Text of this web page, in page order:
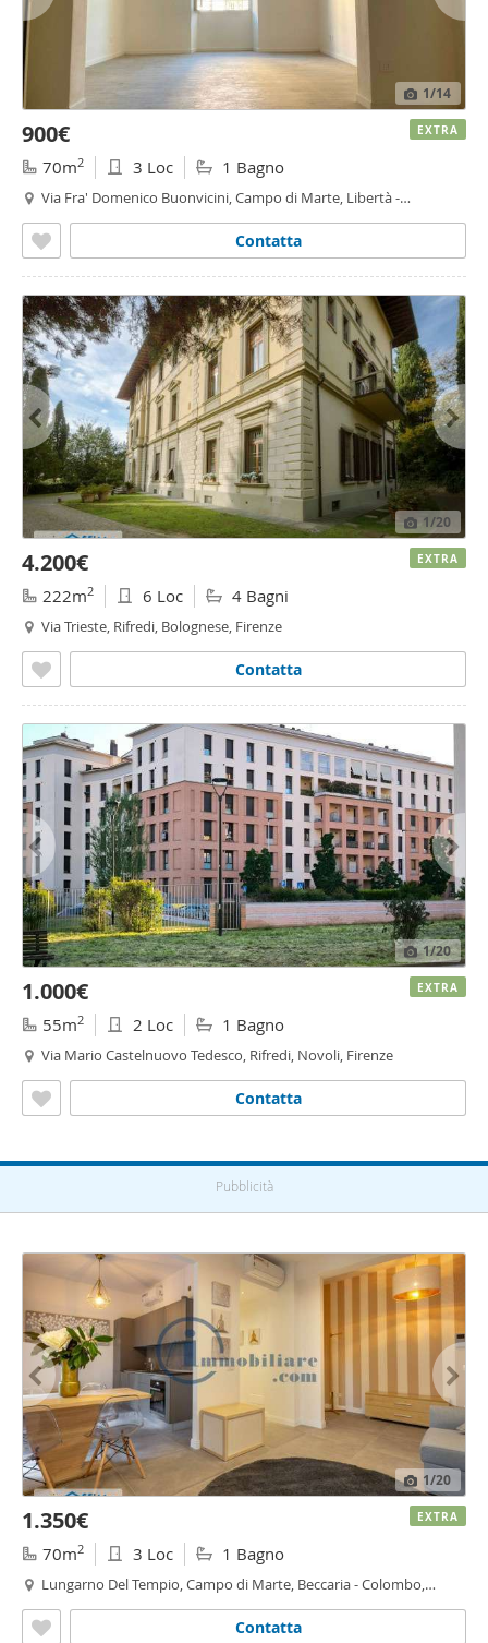
1/14
900€
70m2 3 Loc 1 Bagno
Via Fra' Domenico Buonvicini, Campo di Marte, Libertà -
Contatta
EXTRA
1/20
4.200€
222m2 6 Loc 4 Bagni
Via Trieste, Rifredi, Bolognese, Firenze
Contatta
EXTRA
1/20
1.000€
55m2 2 Loc 1 Bagno
Via Mario Castelnuovo Tedesco, Rifredi, Novoli, Firenze
Contatta
EXTRA
Pubblicità
1/20
1.350€
70m2 3 Loc 1 Bagno
Lungarno Del Tempio, Campo di Marte, Beccaria - Colombo,
Contatta
EXTRA